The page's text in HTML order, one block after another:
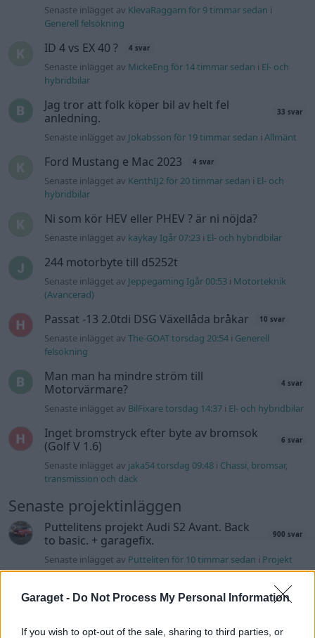
Garaget - Do Not Process My Personal Information
If you wish to opt-out of the sale, sharing to third parties, or
Senaste inlägget av KlevaRaggarn för 9 timmar sedan i
Generell felsökning
ID 4 vs EX 40 ? 4 svar
Senaste inlägget av MickeEng för 14 timmar sedan i El- och
hybridbilar
Jag tror att folk köper bil av helt fel
anledning.
33 svar
Senaste inlägget av Jokabsson för 19 timmar sedan iAllmänt
Ford Mustang e Mac 2023 4 svar
Senaste inlägget av KenthIJ2 för 20 timmar sedan i El- och
hybridbilar
Ni som kör HEV eller PHEV ? är ni nöjda?
Senaste inlägget av kaykay Igår 07:23 i El- och hybridbilar
244 motorbyte till d5252t
Senaste inlägget av Jeppegaming Igår 00:53 i Motorteknik
(Avancerad)
Passat -13 2.0tdi DSG Växellåda bråkar 10 svar
Senaste inlägget avThe-GOAT torsdag 20:54 i Generell
felsökning
Man man ha mindre ström till
Motorvärmare?
4 svar
Senaste inlägget av BilFixare torsdag 14:37 i El- och hybridbilar
Inget bromstryck efter byte av bromsok
(Golf V 1.6)
6 svar
Senaste inlägget av jaka54 torsdag 09:48 i Chassi, bromsar,
transmission och däck
Senaste projektinläggen
Puttelitens projekt Audi S2 Avant. Back
to basic. + garagefix.
900 svar
Senaste inlägget av Putteliten för 10 timmar sedan i Projekt
med JDM inspiration.
14 svar
Projekt